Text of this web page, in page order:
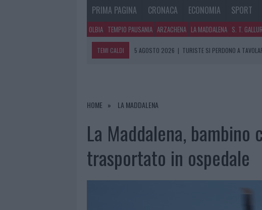
PRIMA PAGINA CRONACA ECONOMIA SPORT
OLBIA TEMPIO PAUSANIA ARZACHENA LA MADDALENA S. T.
TEMI CALDI 5 AGOSTO 2026 | TURISTE SI PERDONO A
HOME LA MADDALENA
La Maddalena,
trasportato in ospedale